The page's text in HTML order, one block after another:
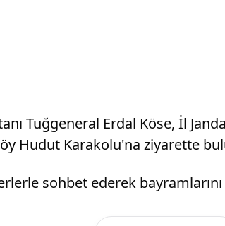
Tuğgeneral Erdal Köse, İl
Hudut Karakolu'na ziyarette
sohbet ederek bayramlarını